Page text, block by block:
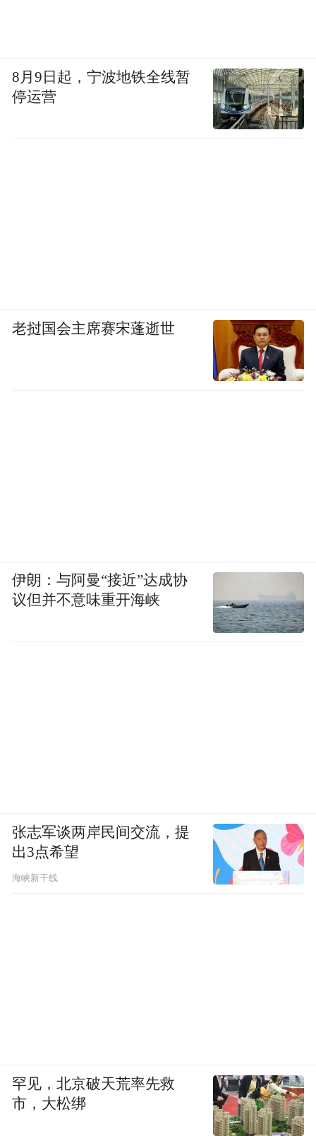
8月9日起，宁波地铁全线暂
停运营
老挝国会主席赛宋蓬逝世
伊朗：与阿曼“接近”达成协
议但并不意味重开海峡
张志军谈两岸民间交流，提
出3点希望
海峡新干线
罕见，北京破天荒率先救
市，大松绑